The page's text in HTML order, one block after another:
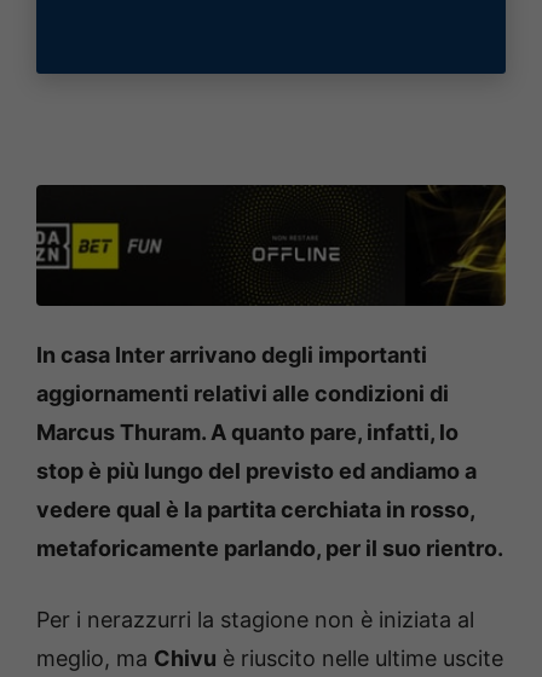
In casa Inter arrivano degli importanti
aggiornamenti relativi alle condizioni di
Marcus Thuram. A quanto pare, infatti, lo
stop è più lungo del previsto ed andiamo a
vedere qual è la partita cerchiata in rosso,
metaforicamente parlando, per il suo rientro.
Per i nerazzurri la stagione non è iniziata al
meglio, ma Chivu è riuscito nelle ultime uscite